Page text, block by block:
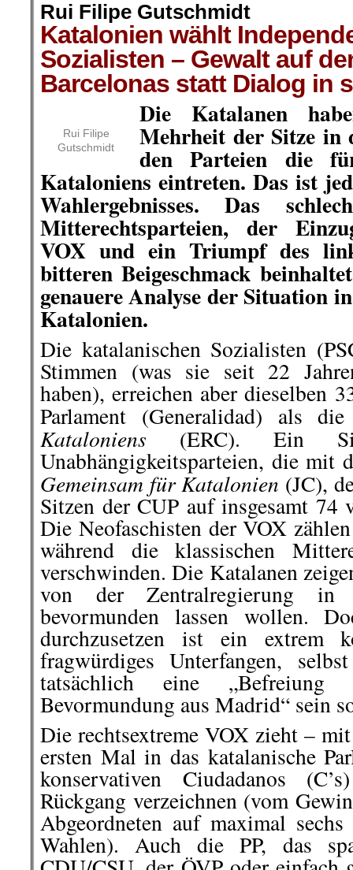
Rui Filipe Gutschmidt
Katalonien wählt
Sozialisten – Gewalt auf
Barcelonas statt Dialog in
Rui Filipe
Gutschmidt
Die Katalanen
Mehrheit der Sitze in
den Parteien die
Kataloniens eintreten. Das ist
Wahlergebnisses. Das
Mitterechtsparteien, der
VOX und ein Triumpf des
bitteren Beigeschmack
genauere Analyse der Situation
Katalonien.
Die katalanischen Sozialisten
Stimmen (was sie seit 22
haben), erreichen aber dieselben
Parlament (Generalidad) als
Kataloniens (ERC). Ein
Unabhängigkeitsparteien, die mit
Gemeinsam für Katalonien (JC),
Sitzen der CUP auf insgesamt 74
Die Neofaschisten der VOX
während die klassischen
verschwinden. Die Katalanen
von der Zentralregierung
bevormunden lassen wollen.
durchzusetzen ist ein extrem
fragwürdiges Unterfangen,
tatsächlich eine
Bevormundung aus Madrid“ sein
Die rechtsextreme VOX zieht –
ersten Mal in das katalanische
konservativen Ciudadanos
Rückgang verzeichnen (vom
Abgeordneten auf maximal
Wahlen). Auch die PP, das